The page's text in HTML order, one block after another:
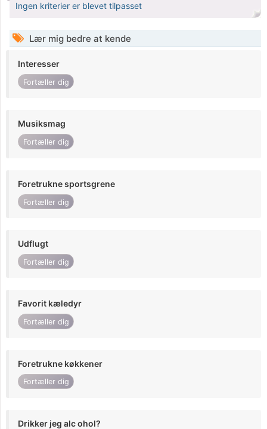
Ingen kriterier er blevet tilpasset
Lær mig bedre at kende
Interesser
Fortæller dig
Musiksmag
Fortæller dig
Foretrukne sportsgrene
Fortæller dig
Udflugt
Fortæller dig
Favorit kæledyr
Fortæller dig
Foretrukne køkkener
Fortæller dig
Drikker jeg alc ohol?